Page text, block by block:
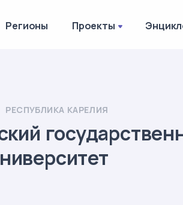
Регионы Проекты
РЕСПУБЛИКА КАРЕЛИЯ